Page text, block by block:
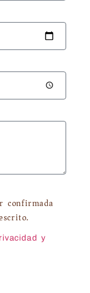
confirmada
y